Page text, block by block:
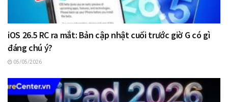
iOS 26.5 RC ra mắt: Bản cập nhật cuối trước giờ G có gì
đáng chú ý?
05/05/2026